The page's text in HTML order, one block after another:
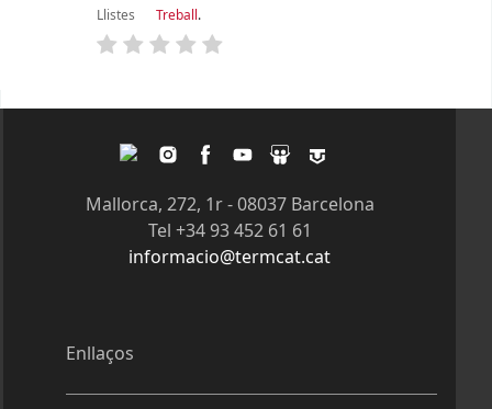
Llistes
Treball.
Enllaços
Mallorca, 272, 1r - 08037 Barcelona
Tel +34 93 452 61 61
informacio@termcat.cat